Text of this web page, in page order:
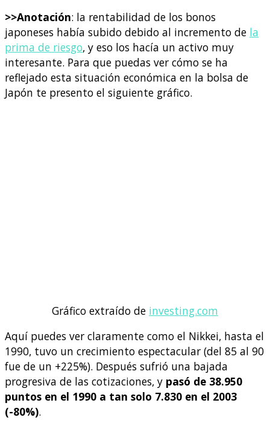
>>Anotación: la rentabilidad de los bonos
japoneses había subido debido al incremento de la
prima de riesgo, y eso los hacía un activo muy
interesante. Para que puedas ver cómo se ha
reflejado esta situación económica en la bolsa de
Japón te presento el siguiente gráfico.
Gráfico extraído de investing.com
Aquí puedes ver claramente como el Nikkei, hasta el
1990, tuvo un crecimiento espectacular (del 85 al 90
fue de un +225%). Después sufrió una bajada
progresiva de las cotizaciones, y pasó de 38.950
puntos en el 1990 a tan solo 7.830 en el 2003
(-80%).